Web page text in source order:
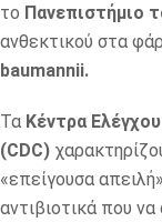
το Πανεπιστήμιο
ανθεκτικού στα
baumannii.
Τα Κέντρα
(CDC)
«επείγουσα
αντιβιοτικά που